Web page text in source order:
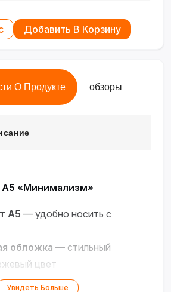
Добавить В Корзину
О Продукте обзоры
А5 «Минимализм»
А5 — удобно носить с
обложка — стильный
цвет
сверху—
Увидеть Больше